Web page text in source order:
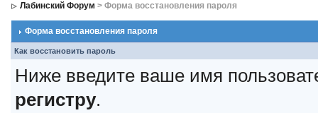
Лабинский Форум > Форма восстановления пароля
Форма восстановления пароля
Как восстановить пароль
Ниже введите ваше имя
регистру.